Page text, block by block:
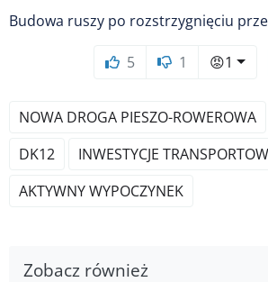
Budowa ruszy po rozstrzygnięciu
5 1 😡1
NOWA DROGA PIESZO-ROWEROWA
DK12
INWESTYCJE
AKTYWNY WYPOCZYNEK
Zobacz również